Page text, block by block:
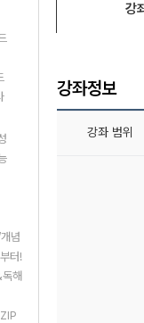
념
터!
해
강
강좌정보
강좌 범위